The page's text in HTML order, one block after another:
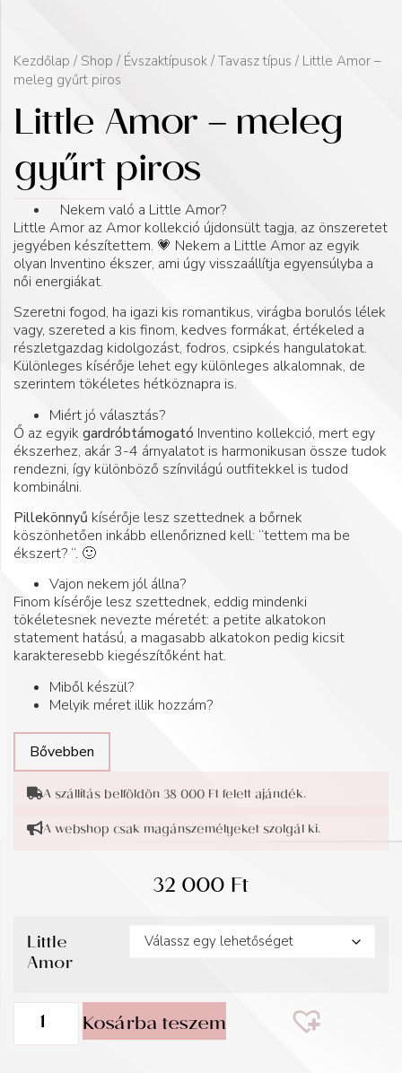
Kezdőlap / Shop / Évszaktípusok / Tavasz típus / Little Amor –
meleg gyűrt piros
Little Amor – meleg
gyűrt piros
Nekem való a Little Amor?
Little Amor az Amor kollekció újdonsült tagja, az önszeretet
jegyében készítettem. 💗 Nekem a Little Amor az egyik
olyan Inventino ékszer, ami úgy visszaállítja egyensúlyba a
női energiákat.
Szeretni fogod, ha igazi kis romantikus, virágba borulós lélek
vagy, szereted a kis finom, kedves formákat, értékeled a
részletgazdag kidolgozást, fodros, csipkés hangulatokat.
Különleges kísérője lehet egy különleges alkalomnak, de
szerintem tökéletes hétköznapra is.
Miért jó választás?
Ő az egyikgardróbtámogató Inventino kollekció, mert egy
ékszerhez, akár 3-4 árnyalatot is harmonikusan össze tudok
rendezni, így különböző színvilágú outfitekkel is tudod
kombinálni.
Pillekönnyű kísérője lesz szettednek a bőrnek
köszönhetően inkább ellenőrizned kell: “tettem ma be
ékszert? “. 🙂
Vajon nekem jól állna?
Finom kísérője lesz szettednek, eddig mindenki
tökéletesnek nevezte méretét: a petite alkatokon
statement hatású, a magasabb alkatokon pedig kicsit
karakteresebb kiegészítőként hat.
Miből készül?
Melyik méret illik hozzám?
Bővebben
A szállítás belföldön 38 000 Ft felett ajándék.
A webshop csak magánszemélyeket szolgál ki.
32 000Ft
Little
Amor
Kosárba teszem